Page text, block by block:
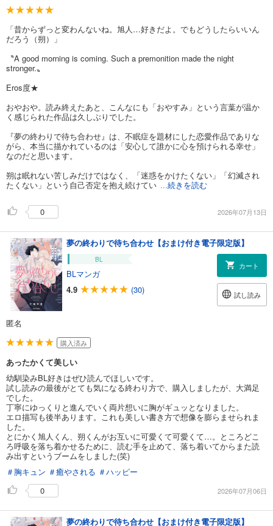
「昔からずっと変わんないね。旭人…好きだよ。でもどうしたらいいん
だろう（朔）」
〝A good morning is coming. Such a premonition made the night
stronger.〟
Eros度★
おやおや。読み終えたあと、こんなにも「おやすみ」という言葉が温か
く感じられた作品は久しぶりでした。
『夢の終わりで待ち合わせ』は、不眠症を題材にした恋愛作品でありな
がら、本当に描かれているのは「安心して誰かに心を預けられる幸せ」
なのだと思います。
朔は眠れない苦しみだけではなく、「迷惑をかけたくない」「幻滅され
たくない」という自己否定を抱え続けてい ...続きを読む
0 2026年07月13日
夢の終わりで待ち合わせ【おまけ付き電子限定版】
BL
BLマンガ
4.9
(30)
カート
試し読み
匿名
購入済み
あったかくて美しい
幼馴染みBL好きはぜひ読んでほしいです。
試し読みの最後がとても気になる終わり方で、購入しましたが、大満足
でした。
丁寧にゆっくりと進んでいく両片想いに胸がギュッとなりました。
エロ描写も後半あります。これも美しい書き方で想像を膨らませられま
した。
とにかく旭人くん、朔くんがお互いに可愛くて可愛くて…。ところどこ
ろ呼吸を落ち着かせるために、読む手を止めて、落ち着いてからまた読
み出すというブームをしました(笑)
＃胸キュン ＃癒やされる ＃ハッピー
0
2026年07月06日
夢の終わりで待ち合わせ【おまけ付き電子限定版】